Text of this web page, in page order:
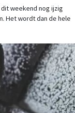
dit weekend nog ijzig
Het wordt dan de hele